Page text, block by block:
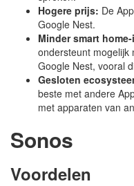
Hogere prijs: De
Google Nest.
Minder smart
ondersteunt mogelijk
Google Nest, vooral
Gesloten
beste met andere
met apparaten van
Sonos
Voordelen